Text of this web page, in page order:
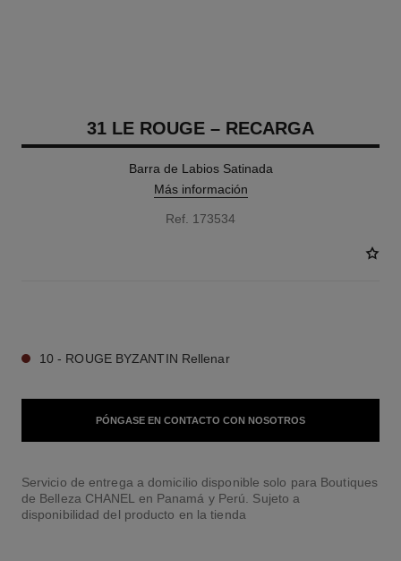
31 LE ROUGE – RECARGA
Barra de Labios Satinada
Más información
Ref. 173534
10 - ROUGE BYZANTIN Rellenar
PÓNGASE EN CONTACTO CON NOSOTROS
Servicio de entrega a domicilio disponible solo para Boutiques
de Belleza CHANEL en Panamá y Perú. Sujeto a
disponibilidad del producto en la tienda